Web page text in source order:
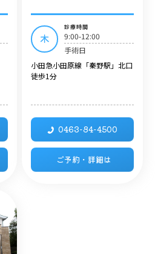
木
診療時間
9:00-12:00
手術日
小田急小田原線「秦野駅」北口
徒歩1分
0463-84-4500
ご予約・詳細は